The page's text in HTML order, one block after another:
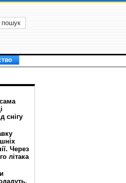
снігу
Через
літака